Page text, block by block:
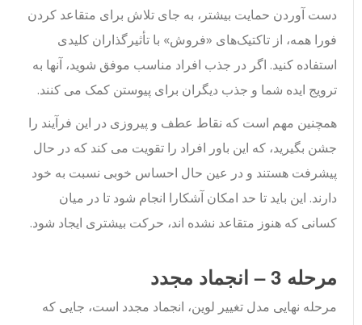
دست آوردن حمایت بیشتر، به جای تلاش برای متقاعد کردن
فورا همه، از تاکتیک‌های «فروش» با تأثیرگذاران کلیدی
استفاده کنید. اگر در جذب افراد مناسب موفق شوید، آنها به
ترویج ایده شما و جذب دیگران برای پیوستن کمک می کنند.
همچنین مهم است که نقاط عطف و پیروزی در این فرآیند را
جشن بگیرید، که این باور افراد را تقویت می کند که در حال
پیشرفت هستند و در عین حال احساس خوبی نسبت به خود
دارند. این باید تا حد امکان آشکارا انجام شود تا در میان
کسانی که هنوز متقاعد نشده اند، حرکت بیشتری ایجاد شود.
مرحله 3 – انجماد مجدد
مرحله نهایی مدل تغییر لوین، انجماد مجدد است، جایی که